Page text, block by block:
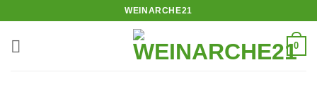
springen
WEINARCHE21
0